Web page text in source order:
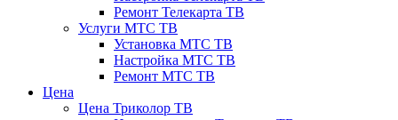
Ремонт Телекарта ТВ
Услуги МТС ТВ
Установка МТС ТВ
Настройка МТС ТВ
Ремонт МТС ТВ
Цена
Цена Триколор ТВ